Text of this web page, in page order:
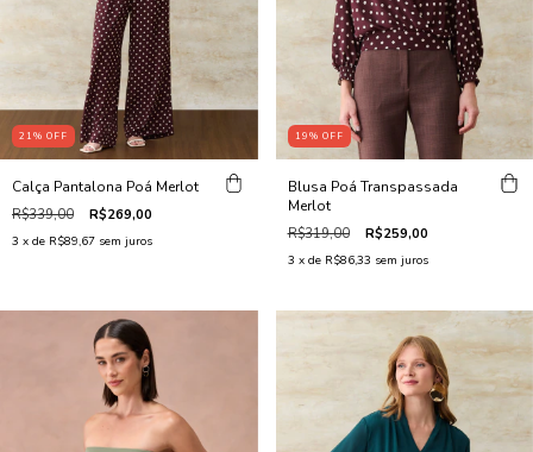
21% OFF
Calça Pantalona Poá Merlot
R$339,00 R$269,00
3 x de R$89,67 sem juros
19% OFF
Blusa Poá Transpassada
Merlot
R$319,00 R$259,00
3 x de R$86,33 sem juros